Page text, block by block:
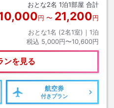
おとな2名 1泊1部屋 合計
円 〜 21,200円
おとな1名 (2名1室)｜ 1泊
税込 5,000円〜10,600円
ンを見る
航空券
付きプラン